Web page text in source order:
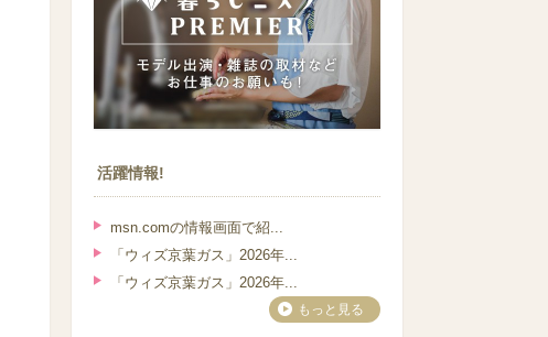
活躍情報!
msn.comの情報画面で紹...
「ウィズ京葉ガス」2026年...
「ウィズ京葉ガス」2026年...
もっと見る